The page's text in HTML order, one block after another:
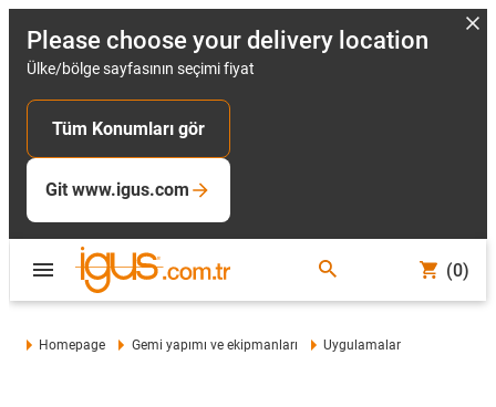
Please choose your delivery location
Ülke/bölge sayfasının seçimi fiyat
Tüm Konumları gör
Git www.igus.com
(0)
Homepage Gemi yapımı ve ekipmanları Uygulamalar